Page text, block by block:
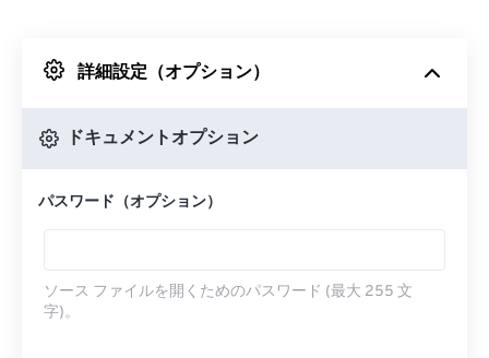
Googleドライブから
詳細設定（オプション）
ドキュメントオプション
パスワード（オプション）
ソース ファイルを開くためのパスワード (最大 255 文
字)。